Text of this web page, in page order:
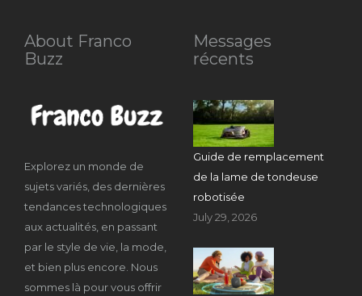
About Franco
Buzz
Explorez un monde de
sujets variés, des dernières
tendances technologiques
aux actualités, en passant
par le style de vie, la mode,
et bien plus encore. Nous
sommes là pour vous offrir
Messages
récents
Guide de remplacement
de la lame de tondeuse
robotisée
July 29, 2026